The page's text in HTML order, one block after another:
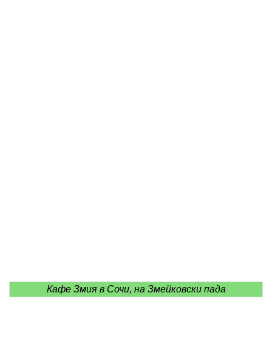
Кафе Змия в Сочи, на Змейковски пада